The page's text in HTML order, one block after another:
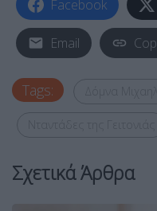
Facebook
Email
Tags:
Σχετικά Άρθρα